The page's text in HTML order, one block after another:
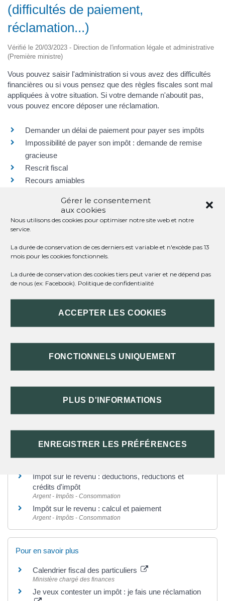
Gérer le consentement
aux cookies
Nous utilisons des cookies pour optimiser notre site web et notre
service.
La durée de conservation de ces derniers est variable et n'excède pas 13
mois pour les cookies fonctionnels.
La durée de conservation des cookies tiers peut varier et ne dépend pas
de nous (ex: Facebook). Politique de confidentialité
ACCEPTER LES COOKIES
FONCTIONNELS UNIQUEMENT
PLUS D'INFORMATIONS
ENREGISTRER LES PRÉFÉRENCES
(difficultés de paiement,
réclamation...)
Vérifié le 20/03/2023 - Direction de l'information légale et administrative
(Première ministre)
Vous pouvez saisir l'administration si vous avez des difficultés
financières ou si vous pensez que des règles fiscales sont mal
appliquées à votre situation. Si votre demande n'aboutit pas,
vous pouvez encore déposer une réclamation.
Demander un délai de paiement pour payer ses impôts
Impossibilité de payer son impôt : demande de remise
gracieuse
Rescrit fiscal
Recours amiables
Questions ? Réponses !
revenu peut-il être réclamé ?
Peut-on consulter son dossier fiscal et obtenir une
copie de ses déclarations ?
Impôt sur le revenu : déclaration et revenus à
Impôt sur le revenu : déductions, réductions et
crédits d'impôt
Argent - Impôts - Consommation
Impôt sur le revenu : calcul et paiement
Argent - Impôts - Consommation
Pour en savoir plus
Calendrier fiscal des particuliers
Ministère chargé des finances
Je veux contester un impôt : je fais une réclamation